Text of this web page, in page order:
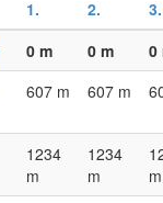
1. 2.
3.
0 m 0 m
0
607 m 607 m
1234
m
1234
m
m